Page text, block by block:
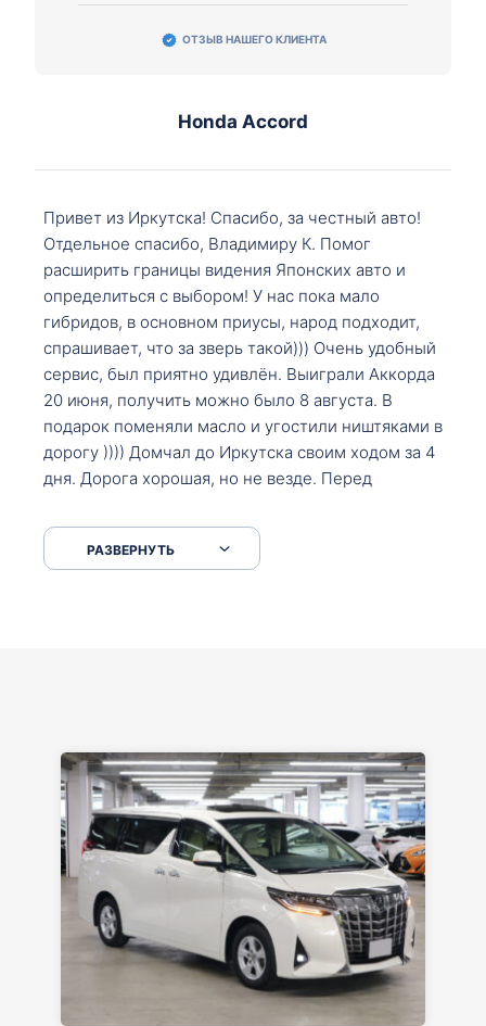
ОТЗЫВ НАШЕГО КЛИЕНТА
Honda Accord
Привет из Иркутска! Спасибо, за честный авто!
Отдельное спасибо, Владимиру К. Помог
расширить границы видения Японских авто и
определиться с выбором! У нас пока мало
гибридов, в основном приусы, народ подходит,
спрашивает, что за зверь такой))) Очень удобный
сервис, был приятно удивлён. Выиграли Аккорда
20 июня, получить можно было 8 августа. В
подарок поменяли масло и угостили ништяками в
дорогу )))) Домчал до Иркутска своим ходом за 4
дня. Дорога хорошая, но не везде. Перед
серпантинах по пути следования.
РАЗВЕРНУТЬ